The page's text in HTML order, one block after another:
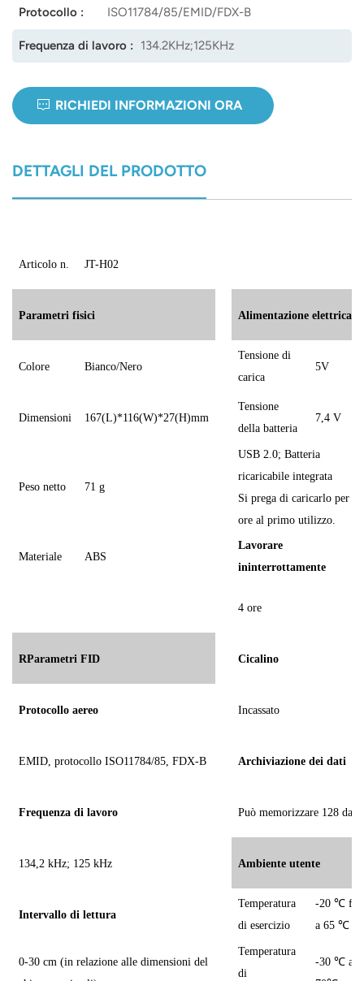
Protocollo : ISO11784/85/EMID/FDX-B
Frequenza di lavoro : 134.2KHz;125KHz
RICHIEDI INFORMAZIONI ORA
DETTAGLI DEL PRODOTTO
Articolo n. JT-H02
Parametri fisici Alimentazione elettrica
Colore Bianco/Nero
Tensione di
carica
5V
Dimensioni 167(L)*116(W)*27(H)mm
Tensione
della batteria
7,4 V
Peso netto 71 g
USB 2.0; Batteria
ricaricabile integrata
Si prega di caricarlo per 2
ore al primo utilizzo.
Materiale ABS
Lavorare
ininterrottamente
4 ore
RParametri FID Cicalino
Protocollo aereo Incassato
EMID, protocollo ISO11784/85, FDX-B Archiviazione dei dati
Frequenza di lavoro Può memorizzare 128 dati
134,2 kHz; 125 kHz Ambiente utente
Intervallo di lettura
Temperatura
di esercizio
-20 ℃
a 65 ℃
0-30 cm (in relazione alle dimensioni del
Temperatura
di
-30 ℃ a